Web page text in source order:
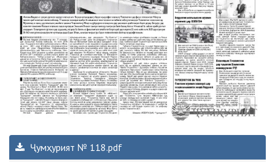
Ҷумҳурият № 118.pdf